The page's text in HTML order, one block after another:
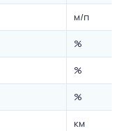
м/п
%
%
%
км